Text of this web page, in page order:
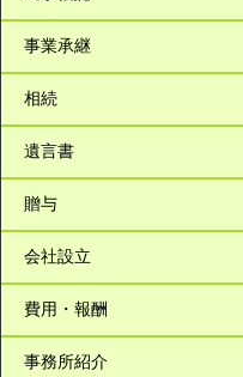
事業承継
相続
遺言書
贈与
会社設立
費用・報酬
事務所紹介